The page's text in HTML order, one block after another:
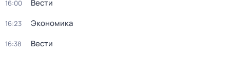
16:00 Вести
16:23 Экономика
16:38 Вести